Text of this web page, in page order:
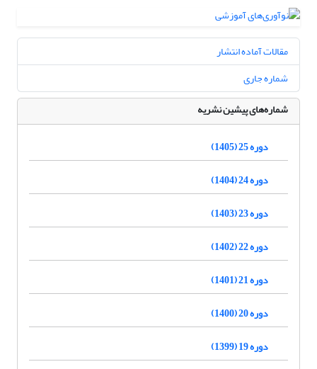
مقالات آماده انتشار
شماره جاری
شماره‌های پیشین نشریه
دوره 25 (1405)
دوره 24 (1404)
دوره 23 (1403)
دوره 22 (1402)
دوره 21 (1401)
دوره 20 (1400)
دوره 19 (1399)